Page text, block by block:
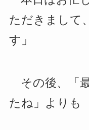
ただきまして
す」
その後、「
たね」よりも